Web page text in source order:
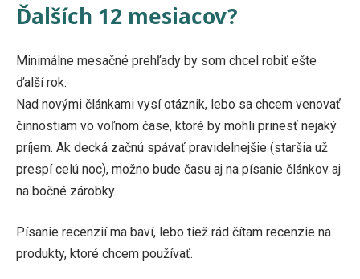
Ďalších 12 mesiacov?
Minimálne mesačné prehľady by som chcel robiť ešte
ďalší rok.
Nad novými článkami vysí otáznik, lebo sa chcem venovať
činnostiam vo voľnom čase, ktoré by mohli prinesť nejaký
príjem. Ak decká začnú spávať pravidelnejšie (staršia už
prespí celú noc), možno bude času aj na písanie článkov aj
na bočné zárobky.
Písanie recenzií ma baví, lebo tiež rád čítam recenzie na
produkty, ktoré chcem používať.